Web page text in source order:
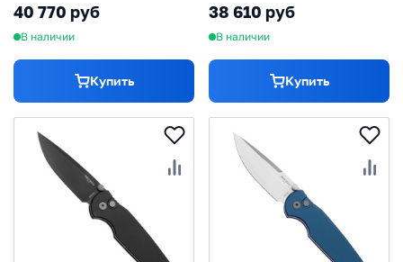
40 770 руб
В наличии
Купить
фиолетовый
38 610 руб
В наличии
Купить